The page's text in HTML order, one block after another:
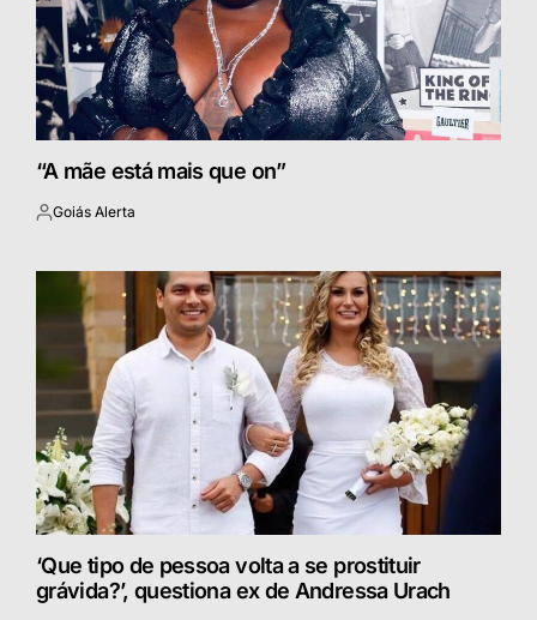
“A mãe está mais que on”
Postado
Goiás Alerta
‘Que tipo de pessoa volta a se prostituir
grávida?’, questiona ex de Andressa Urach